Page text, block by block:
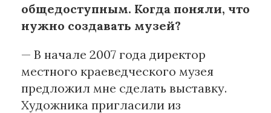
общедоступным. Когда поняли, что
нужно создавать музей?
— В начале 2007 года директор
местного краеведческого музея
предложил мне сделать выставку.
Художника пригласили из